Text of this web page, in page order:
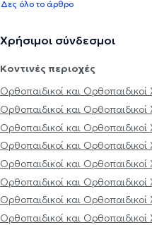
Δες όλο το άρθρο
Χρήσιμοι σύνδεσμοι
Κοντινές περιοχές
Ορθοπαιδικοί και Ορθοπαιδικοί
Ορθοπαιδικοί και
Ορθοπαιδικοί και
Ορθοπαιδικοί και
Ορθοπαιδικοί και
Ορθοπαιδικοί και
Ορθοπαιδικοί και
Ορθοπαιδικοί και